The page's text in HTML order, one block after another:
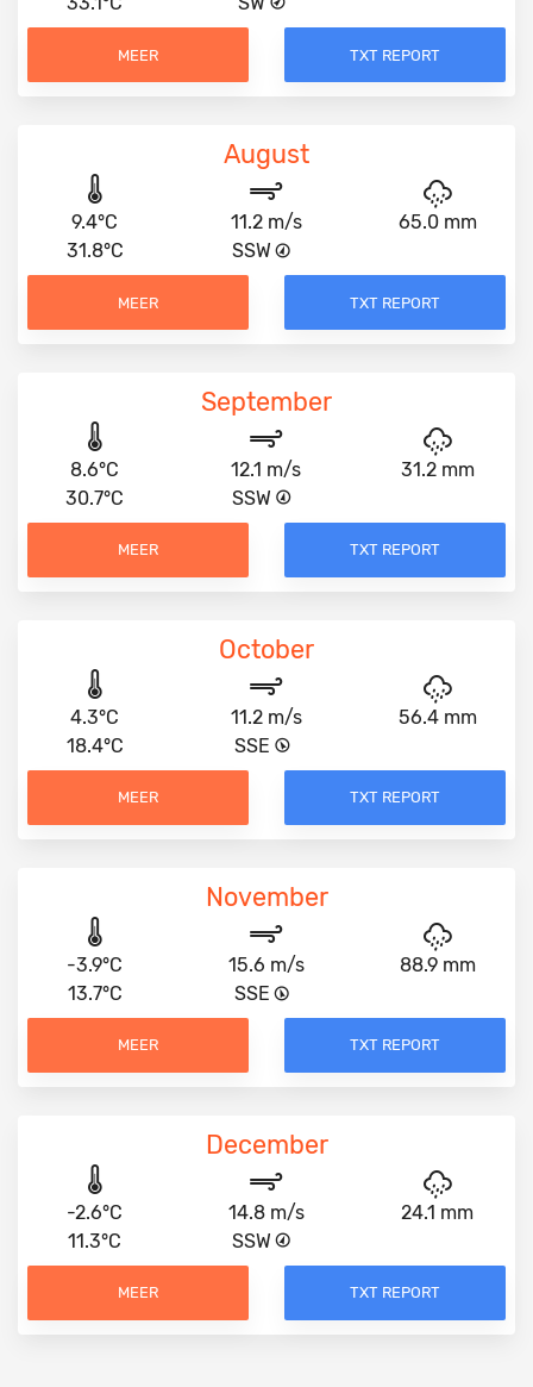
MEER TXT REPORT
August
9.4°C
31.8°C
11.2 m/s
SSW
65.0 mm
MEER TXT REPORT
September
8.6°C
30.7°C
12.1 m/s
SSW
31.2 mm
MEER TXT REPORT
October
4.3°C
18.4°C
11.2 m/s
SSE
56.4 mm
MEER TXT REPORT
November
-3.9°C
13.7°C
15.6 m/s
SSE
88.9 mm
MEER TXT REPORT
December
-2.6°C
11.3°C
14.8 m/s
SSW
24.1 mm
MEER TXT REPORT